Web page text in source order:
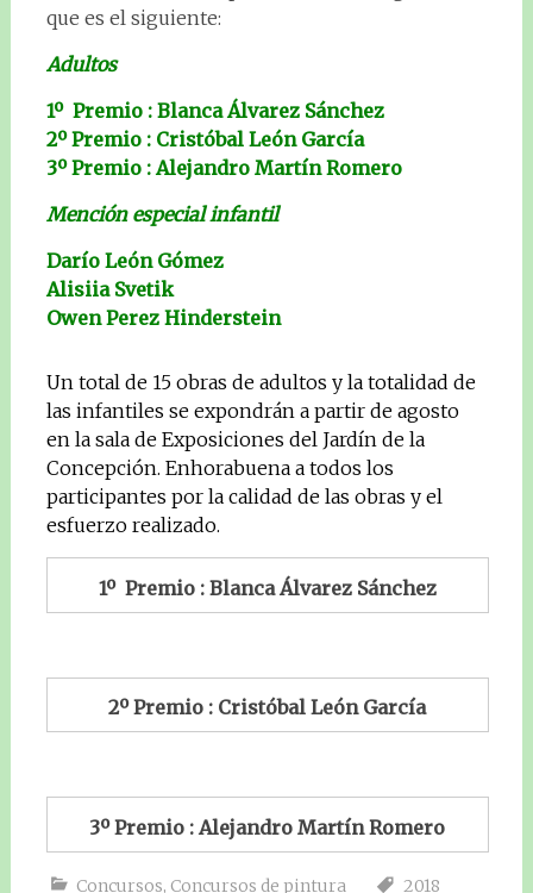
que es el siguiente:
Adultos
1º Premio : Blanca Álvarez Sánchez
2º Premio : Cristóbal León García
3º Premio : Alejandro Martín Romero
Mención especial infantil
Darío León Gómez
Alisiia Svetik
Owen Perez Hinderstein
Un total de 15 obras de adultos y la totalidad de
las infantiles se expondrán a partir de agosto
en la sala de Exposiciones del Jardín de la
Concepción. Enhorabuena a todos los
participantes por la calidad de las obras y el
esfuerzo realizado.
1º Premio : Blanca Álvarez Sánchez
2º Premio : Cristóbal León García
3º Premio : Alejandro Martín Romero
Concursos, Concursos de pintura 2018